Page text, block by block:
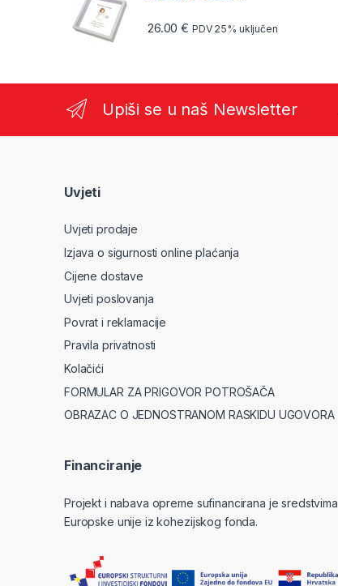
26.00€ PDV 25% uključen
Upiši se u naš Newsletter
Uvjeti
Uvjeti prodaje
Izjava o sigurnosti online plaćanja
Cijene dostave
Uvjeti poslovanja
Povrat i reklamacije
Pravila privatnosti
Kolačići
FORMULAR ZA PRIGOVOR POTROŠAČA
OBRAZAC O JEDNOSTRANOM RASKIDU UGOVORA
Financiranje
Projekt i nabava opreme sufinancirana je sredstvima
Europske unije iz kohezijskog fonda.